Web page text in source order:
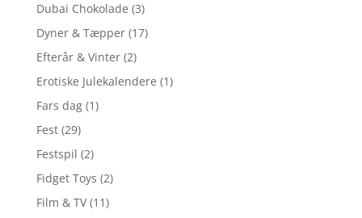
Dubai Chokolade (3)
Dyner & Tæpper (17)
Efterår & Vinter (2)
Erotiske Julekalendere (1)
Fars dag (1)
Fest (29)
Festspil (2)
Fidget Toys (2)
Film & TV (11)